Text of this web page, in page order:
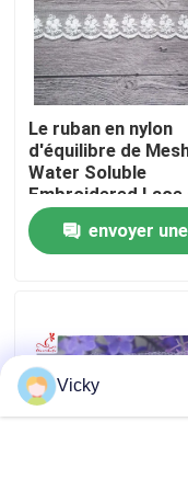
Visite d'usine
Contrôle de qualité
Contactez-nous
Demandez une
Exhibition
tissu brodé de
équilibre brodé
Le ruban en nylon
d'équilibre de
Water Soluble
Embroidered Lace
coton pour des
femmes s'habillent
envoyer une
Vicky